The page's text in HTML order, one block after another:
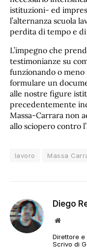
istituzioni- ed
l’alternanza scuola
perdita di tempo e di
L’impegno che
testimonianze su
funzionando o
formulare un
alle nostre figure
precedentemente
Massa-Carrara non
allo sciopero contro
lavoro Massa
Diego
Sito
Direttore e
Scrivo di